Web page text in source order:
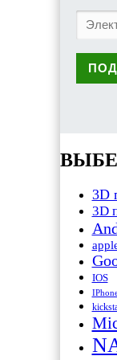
3D
3D
IOS